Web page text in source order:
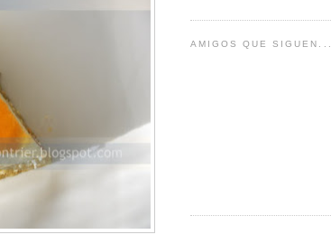
AMIGOS QUE SIGUEN...